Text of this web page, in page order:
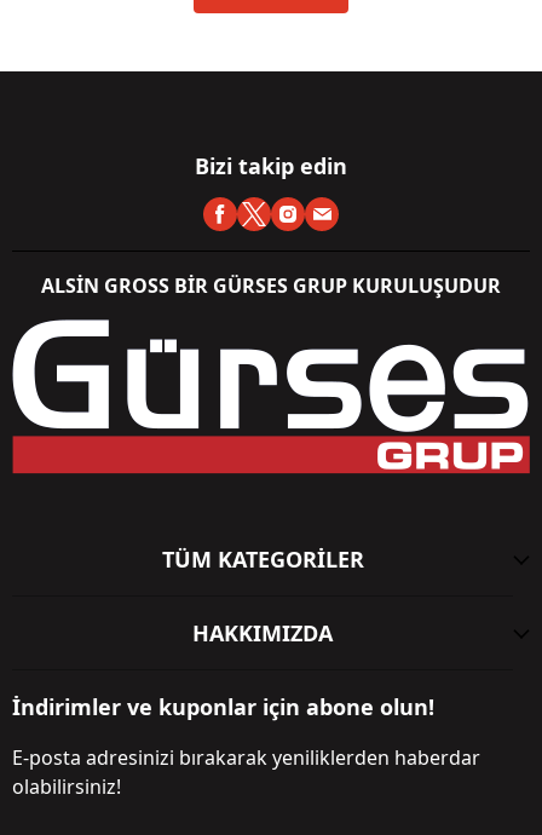
Bizi takip edin
ALSİN GROSS BİR GÜRSES GRUP KURULUŞUDUR
TÜM KATEGORİLER
HAKKIMIZDA
İndirimler ve kuponlar için abone olun!
E-posta adresinizi bırakarak yeniliklerden haberdar
olabilirsiniz!